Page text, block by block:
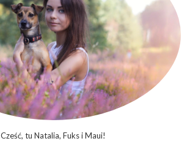
Cześć, tu Natalia, Fuks i Maui!